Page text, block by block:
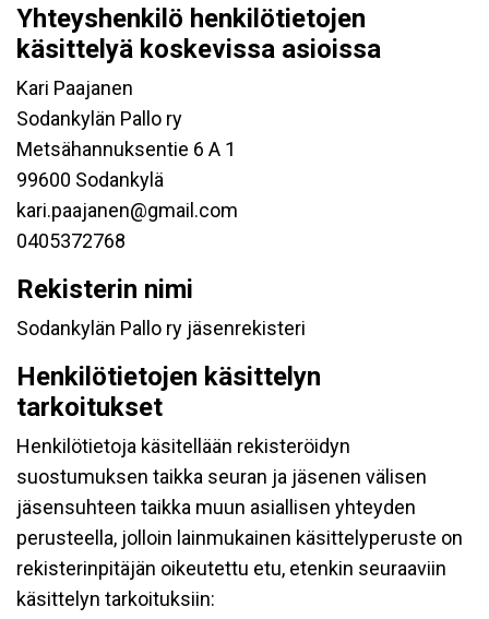
Yhteyshenkilö henkilötietojen
käsittelyä koskevissa asioissa
Kari Paajanen
Sodankylän Pallo ry
Metsähannuksentie 6 A 1
99600 Sodankylä
kari.paajanen@gmail.com
0405372768
Rekisterin nimi
Sodankylän Pallo ry jäsenrekisteri
Henkilötietojen käsittelyn
tarkoitukset
Henkilötietoja käsitellään rekisteröidyn
suostumuksen taikka seuran ja jäsenen välisen
jäsensuhteen taikka muun asiallisen yhteyden
perusteella, jolloin lainmukainen käsittelyperuste on
rekisterinpitäjän oikeutettu etu, etenkin seuraaviin
käsittelyn tarkoituksiin: